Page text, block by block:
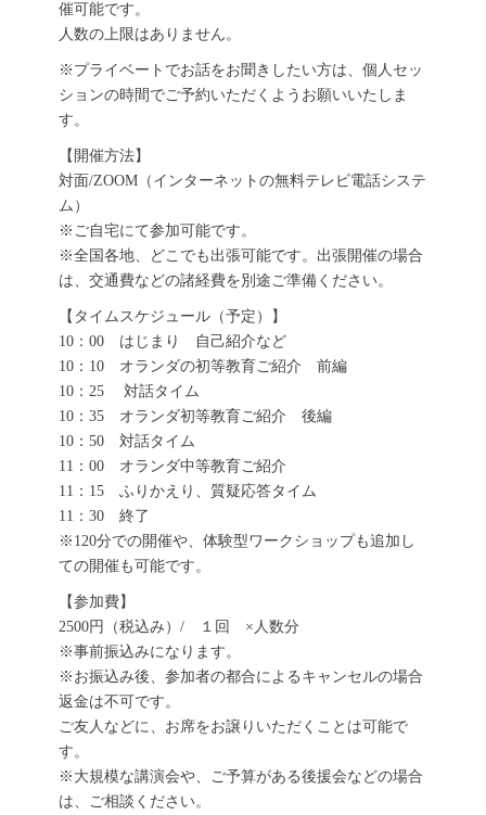
催可能です。
人数の上限はありません。
※プライベートでお話をお聞きしたい方は、個人セッ
ションの時間でご予約いただくようお願いいたしま
す。
【開催方法】
対面/ZOOM（インターネットの無料テレビ電話システ
ム）
※ご自宅にて参加可能です。
※全国各地、どこでも出張可能です。出張開催の場合
は、交通費などの諸経費を別途ご準備ください。
【タイムスケジュール（予定）】
10：00 はじまり 自己紹介など
10：10 オランダの初等教育ご紹介 前編
10：25 対話タイム
10：35 オランダ初等教育ご紹介 後編
10：50 対話タイム
11：00 オランダ中等教育ご紹介
11：15 ふりかえり、質疑応答タイム
11：30 終了
※120分での開催や、体験型ワークショップも追加し
ての開催も可能です。
【参加費】
2500円（税込み）/ １回 ×人数分
※事前振込みになります。
※お振込み後、参加者の都合によるキャンセルの場合
返金は不可です。
ご友人などに、お席をお譲りいただくことは可能で
す。
※大規模な講演会や、ご予算がある後援会などの場合
は、ご相談ください。